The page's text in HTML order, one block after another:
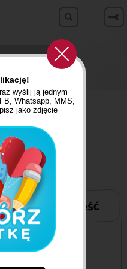
wyślij ją jednym
Whatsapp, MMS,
jako zdjęcie
ZNAJDŹ